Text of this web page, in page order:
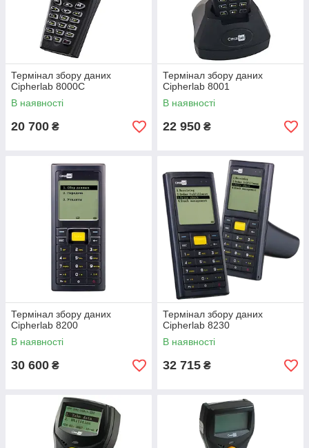
Термінал збору даних
Cipherlab 8000C
В наявності
20 700 ₴
Термінал збору даних
Cipherlab 8001
В наявності
22 950 ₴
Термінал збору даних
Cipherlab 8200
В наявності
30 600 ₴
Термінал збору даних
Cipherlab 8230
В наявності
32 715 ₴